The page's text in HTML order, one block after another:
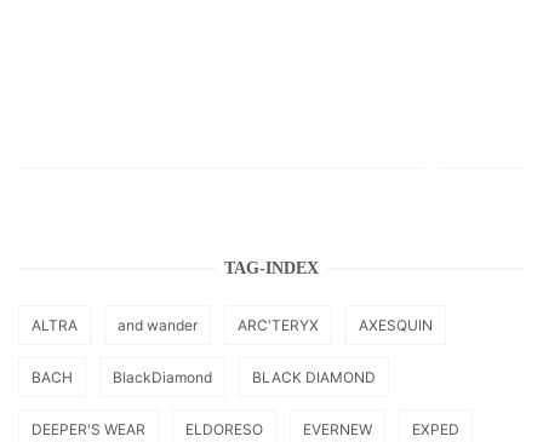
TAG-INDEX
ALTRA and wander ARC'TERYX AXESQUIN
BACH BlackDiamond BLACK DIAMOND
DEEPER'S WEAR ELDORESO EVERNEW EXPED